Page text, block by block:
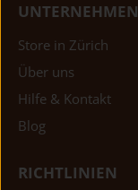
UNTERNEHMEN
Store in Zürich
Über uns
Hilfe & Kontakt
Blog
RICHTLINIEN